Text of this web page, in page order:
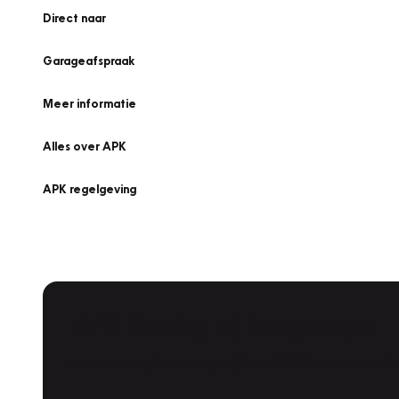
Direct naar
Garageafspraak
Meer informatie
Alles over APK
APK regelgeving